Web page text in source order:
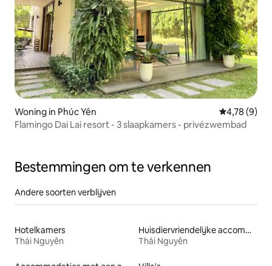
Woning in Phúc Yên
4,78 (9)
Flamingo Dai Lai resort - 3 slaapkamers - privézwembad
Bestemmingen om te verkennen
Andere soorten verblijven
Hotelkamers
Thái Nguyên
Huisdiervriendelijke accommodaties
Thái Nguyên